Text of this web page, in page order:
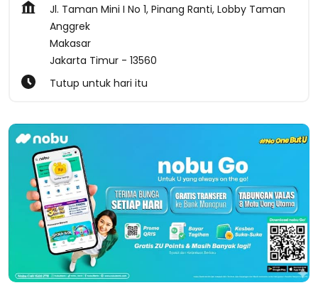
Jl. Taman Mini I No 1, Pinang Ranti, Lobby Taman
Anggrek
Makasar
Jakarta Timur - 13560
Tutup untuk hari itu